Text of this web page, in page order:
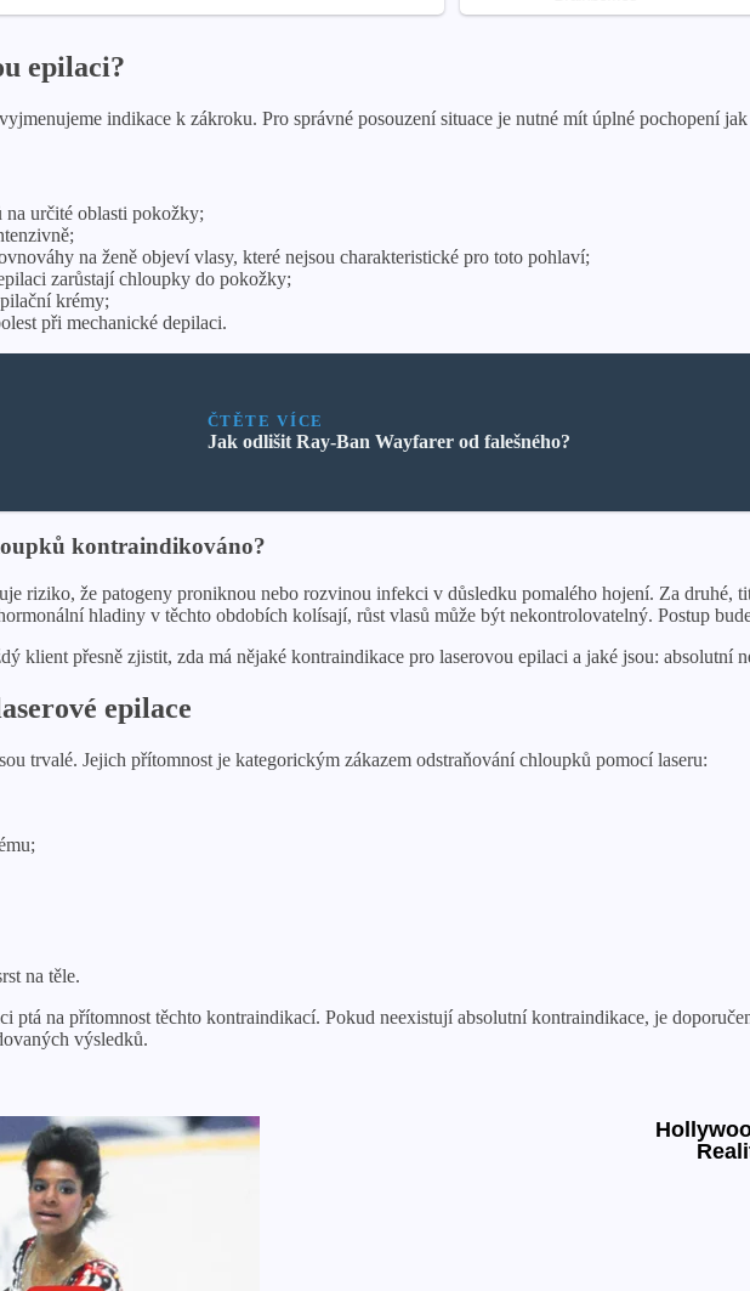
epilaci?
indikace k zákroku. Pro správné posouzení situace je nutné mít úplné pochopení
určité oblasti pokožky;
na ženě objeví vlasy, které nejsou charakteristické pro toto pohlaví;
zarůstají chloupky do pokožky;
krémy;
při mechanické depilaci.
ČTĚTE VÍCE
Jak odlišit Ray-Ban Wayfarer od falešného?
kontraindikováno?
riziko, že patogeny proniknou nebo rozvinou infekci v důsledku pomalého hojení. Za druhé,
hladiny v těchto obdobích kolísají, růst vlasů může být nekontrolovatelný. Postup
klient přesně zjistit, zda má nějaké kontraindikace pro laserovou epilaci a jaké jsou: absolutní
epilace
trvalé. Jejich přítomnost je kategorickým zákazem odstraňování chloupků pomocí laseru:
na těle.
ptá na přítomnost těchto kontraindikací. Pokud neexistují absolutní kontraindikace, je
výsledků.